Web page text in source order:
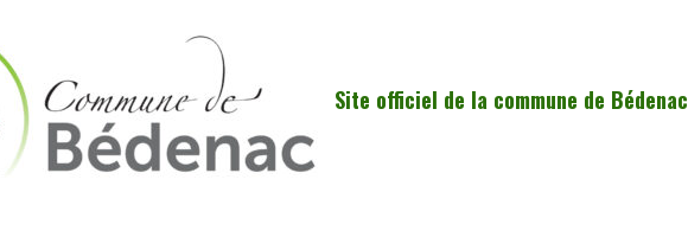
Site officiel de la commune de Bédenac